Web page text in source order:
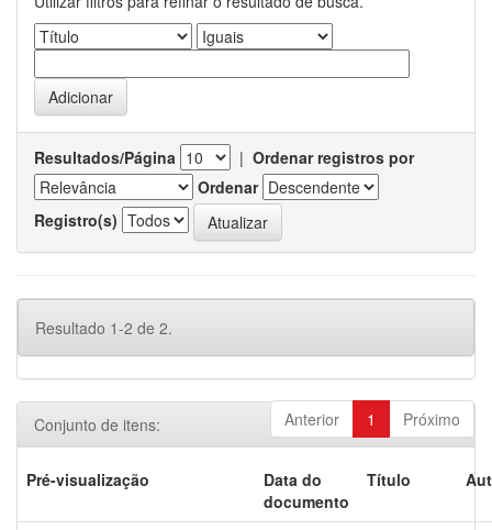
Resultados/Página | Ordenar registros por
Ordenar
Registro(s)
Resultado 1-2 de 2.
Anterior 1 Próximo
Conjunto de itens:
Pré-visualização
Data do
documento
Título